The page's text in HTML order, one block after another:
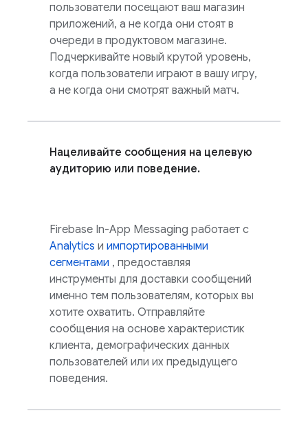
пользователи посещают ваш магазин
приложений, а не когда они стоят в
очереди в продуктовом магазине.
Подчеркивайте новый крутой уровень,
когда пользователи играют в вашу игру,
а не когда они смотрят важный матч.
Нацеливайте сообщения на целевую
аудиторию или поведение.
Firebase In-App Messaging работает с
Analytics и импортированными
сегментами , предоставляя
инструменты для доставки сообщений
именно тем пользователям, которых вы
хотите охватить. Отправляйте
сообщения на основе характеристик
клиента, демографических данных
пользователей или их предыдущего
поведения.